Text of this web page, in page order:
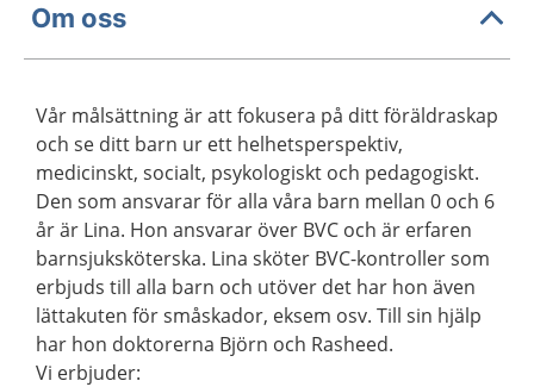
Om oss
Vår målsättning är att fokusera på ditt föräldraskap
och se ditt barn ur ett helhetsperspektiv,
medicinskt, socialt, psykologiskt och pedagogiskt.
Den som ansvarar för alla våra barn mellan 0 och 6
år är Lina. Hon ansvarar över BVC och är erfaren
barnsjuksköterska. Lina sköter BVC-kontroller som
erbjuds till alla barn och utöver det har hon även
lättakuten för småskador, eksem osv. Till sin hjälp
har hon doktorerna Björn och Rasheed.
Vi erbjuder: